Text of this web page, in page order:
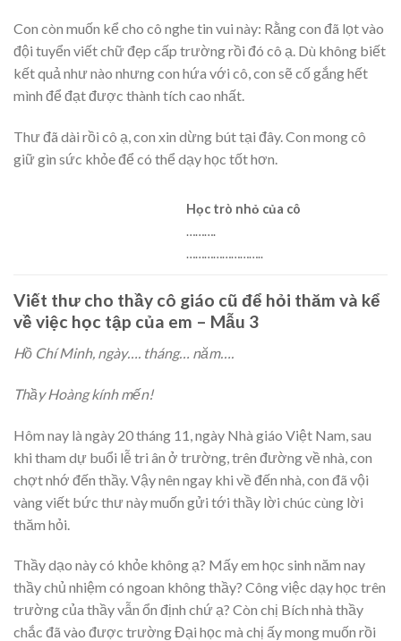
Con còn muốn kể cho cô nghe tin vui này: Rằng con đã lọt vào
đội tuyển viết chữ đẹp cấp trường rồi đó cô ạ. Dù không biết
kết quả như nào nhưng con hứa với cô, con sẽ cố gắng hết
mình để đạt được thành tích cao nhất.
Thư đã dài rồi cô ạ, con xin dừng bút tại đây. Con mong cô
giữ gìn sức khỏe để có thể dạy học tốt hơn.
Học trò nhỏ của cô
……….
……………………..
Viết thư cho thầy cô giáo cũ để hỏi thăm và kể
về việc học tập của em – Mẫu 3
Hồ Chí Minh, ngày…. tháng… năm….
Thầy Hoàng kính mến!
Hôm nay là ngày 20 tháng 11, ngày Nhà giáo Việt Nam, sau
khi tham dự buổi lễ tri ân ở trường, trên đường về nhà, con
chợt nhớ đến thầy. Vậy nên ngay khi về đến nhà, con đã vội
vàng viết bức thư này muốn gửi tới thầy lời chúc cùng lời
thăm hỏi.
Thầy dạo này có khỏe không ạ? Mấy em học sinh năm nay
thầy chủ nhiệm có ngoan không thầy? Công việc dạy học trên
trường của thầy vẫn ổn định chứ ạ? Còn chị Bích nhà thầy
chắc đã vào được trường Đại học mà chị ấy mong muốn rồi